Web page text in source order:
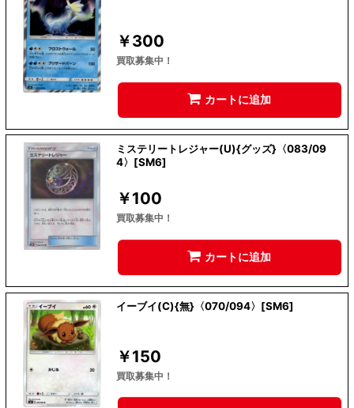
￥300
買取募集中！
カートに追加
ミステリートレジャー(U){グッズ}〈083/09
4〉[SM6]
￥100
買取募集中！
カートに追加
イーブイ(C){無}〈070/094〉[SM6]
￥150
買取募集中！